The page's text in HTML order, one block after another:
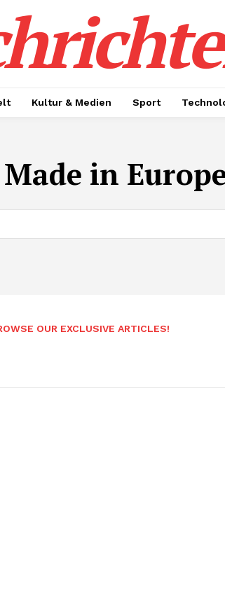
Kultur & Medien Sport
Made in
OUR EXCLUSIVE ARTICLES!